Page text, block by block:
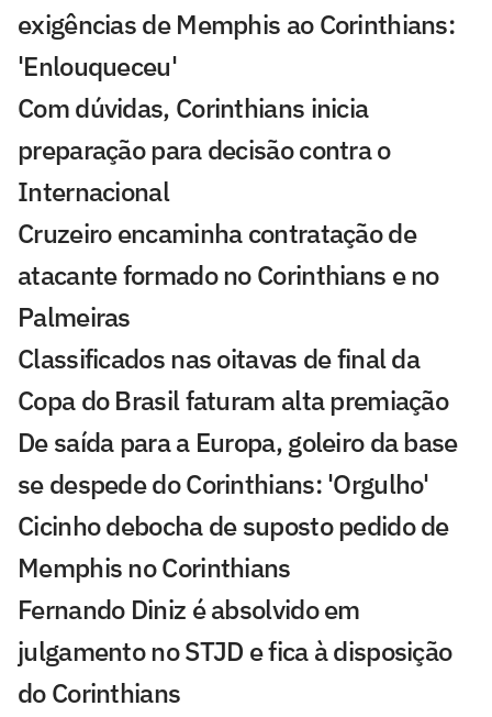
exigências de Memphis ao Corinthians:
'Enlouqueceu'
Com dúvidas, Corinthians inicia
preparação para decisão contra o
Internacional
Cruzeiro encaminha contratação de
atacante formado no Corinthians e no
Palmeiras
Classificados nas oitavas de final da
Copa do Brasil faturam alta premiação
De saída para a Europa, goleiro da base
se despede do Corinthians: 'Orgulho'
Cicinho debocha de suposto pedido de
Memphis no Corinthians
Fernando Diniz é absolvido em
julgamento no STJD e fica à disposição
do Corinthians